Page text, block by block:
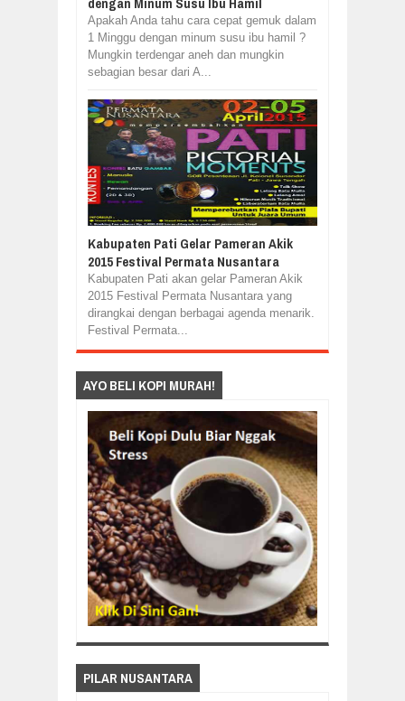
Apakah Anda tahu cara cepat gemuk dalam
1 Minggu dengan minum susu ibu hamil ?
Mungkin terdengar aneh dan mungkin
sebagian besar dari A...
Kabupaten Pati Gelar Pameran Akik
2015 Festival Permata Nusantara
Kabupaten Pati akan gelar Pameran Akik
2015 Festival Permata Nusantara yang
dirangkai dengan berbagai agenda menarik.
Festival Permata...
AYO BELI KOPI MURAH!
PILAR NUSANTARA